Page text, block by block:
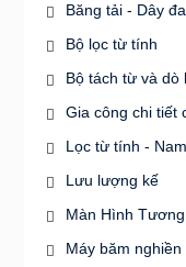
Băng tải - Dây
Bộ lọc từ tính
Bộ tách từ và dò
Gia công chi tiết
Lọc từ tính -
Lưu lượng kế
Màn Hình
Máy băm nghiền